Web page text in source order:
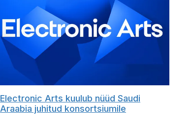
Electronic Arts kuulub nüüd Saudi
Araabia juhitud konsortsiumile